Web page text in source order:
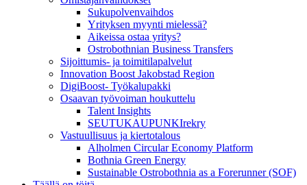
Sukupolvenvaihdos
Yrityksen myynti mielessä?
Aikeissa ostaa yritys?
Ostrobothnian Business Transfers
Sijoittumis- ja toimitilapalvelut
Innovation Boost Jakobstad Region
DigiBoost- Työkalupakki
Osaavan työvoiman houkuttelu
Talent Insights
SEUTUKAUPUNKIrekry
Vastuullisuus ja kiertotalous
Alholmen Circular Economy Platform
Bothnia Green Energy
Sustainable Ostrobothnia as a Forerunner (SOF)